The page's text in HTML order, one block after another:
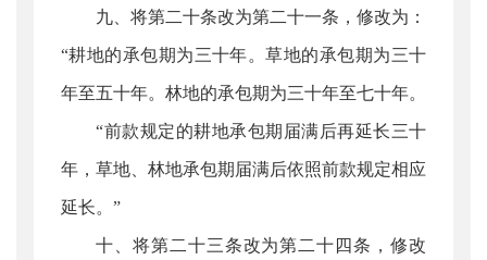
九、将第二十条改为第二十一条，修改为：
“耕地的承包期为三十年。草地的承包期为三十
年至五十年。林地的承包期为三十年至七十年。
“前款规定的耕地承包期届满后再延长三十
年，草地、林地承包期届满后依照前款规定相应
延长。”
十、将第二十三条改为第二十四条，修改